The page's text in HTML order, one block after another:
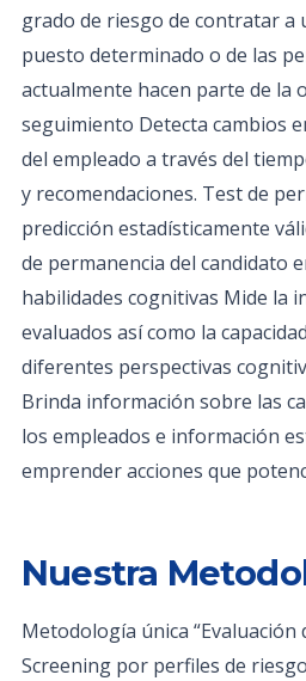
grado de riesgo de contratar a
puesto determinado o de las
actualmente hacen parte de la
seguimiento Detecta cambios
del empleado a través del
y recomendaciones. Test de
predicción estadísticamente
de permanencia del candidato
habilidades cognitivas Mide la
evaluados así como la
diferentes perspectivas
Brinda información sobre las
los empleados e información
emprender acciones que
Nuestra
Metodología única “Evaluación
Screening por perfiles de